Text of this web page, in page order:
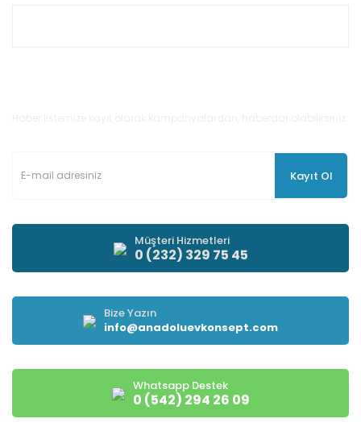
Kayıt Ol
Müşteri Hizmetleri
0 (232) 329 75 45
Bize Yazın
info@anadoluevkonsept.com
Whatsapp Destek
0 (542) 294 26 09